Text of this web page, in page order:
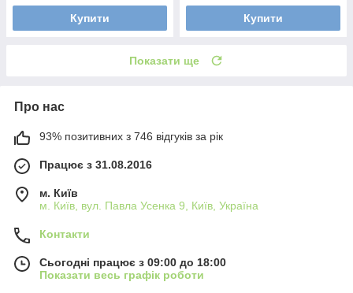
Купити Купити
Показати ще
Про нас
93% позитивних з 746 відгуків за рік
Працює з 31.08.2016
м. Київ
м. Київ, вул. Павла Усенка 9, Київ, Україна
Контакти
Сьогодні працює з 09:00 до 18:00
Показати весь графік роботи